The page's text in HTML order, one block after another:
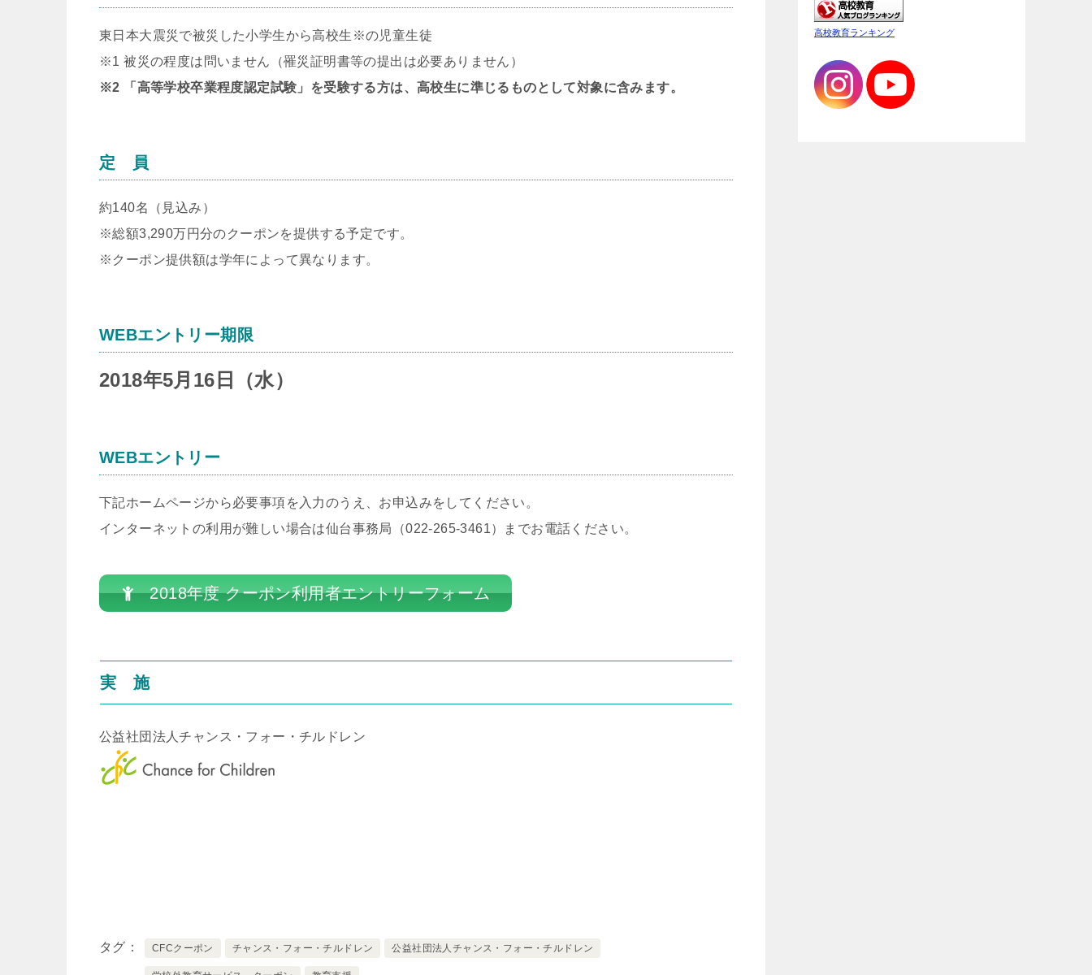
東日本大震災で被災した小学生から高校生※の児童生徒
※1 被災の程度は問いません（罹災証明書等の提出は必要ありません）
※2 「高等学校卒業程度認定試験」を受験する方は、高校生に準じるものとして対象に含みます。
定 員
約140名（見込み）
※総額3,290万円分のクーポンを提供する予定です。
※クーポン提供額は学年によって異なります。
WEBエントリー期限
2018年5月16日（水）
WEBエントリー
下記ホームページから必要事項を入力のうえ、お申込みをしてください。
インターネットの利用が難しい場合は仙台事務局（022-265-3461）までお電話ください。
2018年度 クーポン利用者エントリーフォーム
実 施
公益社団法人チャンス・フォー・チルドレン
タグ CFCクーポン チャンス・フォー・チルドレン 公益社団法人チャンス・フォー・チルドレン
高校教育ランキング